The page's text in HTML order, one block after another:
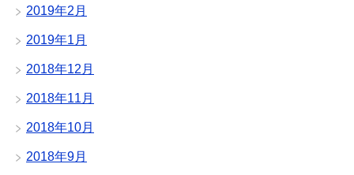
2019年2月
2019年1月
2018年12月
2018年11月
2018年10月
2018年9月